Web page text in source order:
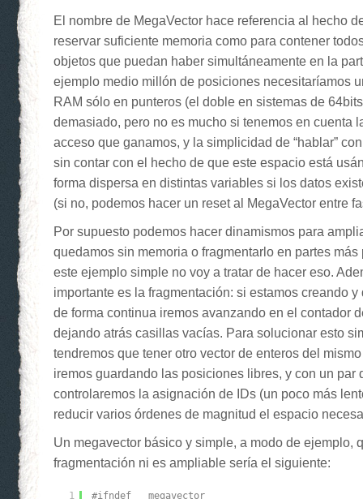
El nombre de MegaVector hace referencia al hecho
reservar suficiente memoria como para contener
objetos que puedan haber simultáneamente en la
ejemplo medio millón de posiciones necesitaríamos
RAM sólo en punteros (el doble en sistemas de
demasiado, pero no es mucho si tenemos en cuenta
acceso que ganamos, y la simplicidad de “hablar”
sin contar con el hecho de que este espacio está
forma dispersa en distintas variables si los datos
(si no, podemos hacer un reset al MegaVector entre
Por supuesto podemos hacer dinamismos para
quedamos sin memoria o fragmentarlo en partes
este ejemplo simple no voy a tratar de hacer eso.
importante es la fragmentación: si estamos creando
de forma continua iremos avanzando en el contador
dejando atrás casillas vacías. Para solucionar esto
tendremos que tener otro vector de enteros del
iremos guardando las posiciones libres, y con un par
controlaremos la asignación de IDs (un poco más
reducir varios órdenes de magnitud el espacio
Un megavector básico y simple, a modo de ejemplo,
fragmentación ni es ampliable sería el siguiente:
1 #ifndef __megavector__